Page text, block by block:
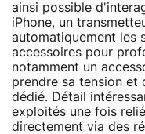
ainsi possible
iPhone, un
automatiquement les
accessoires pour
notamment un
prendre sa tension et
dédié. Détail
exploités une fois
directement via des